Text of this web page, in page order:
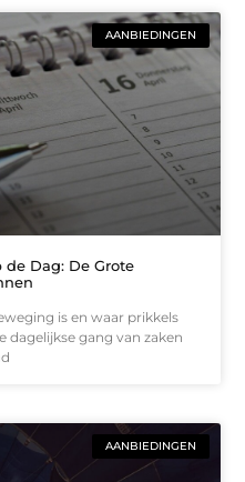
AANBIEDINGEN
Dag: De Grote
is en waar prikkels
dagelijkse gang van zaken
AANBIEDINGEN